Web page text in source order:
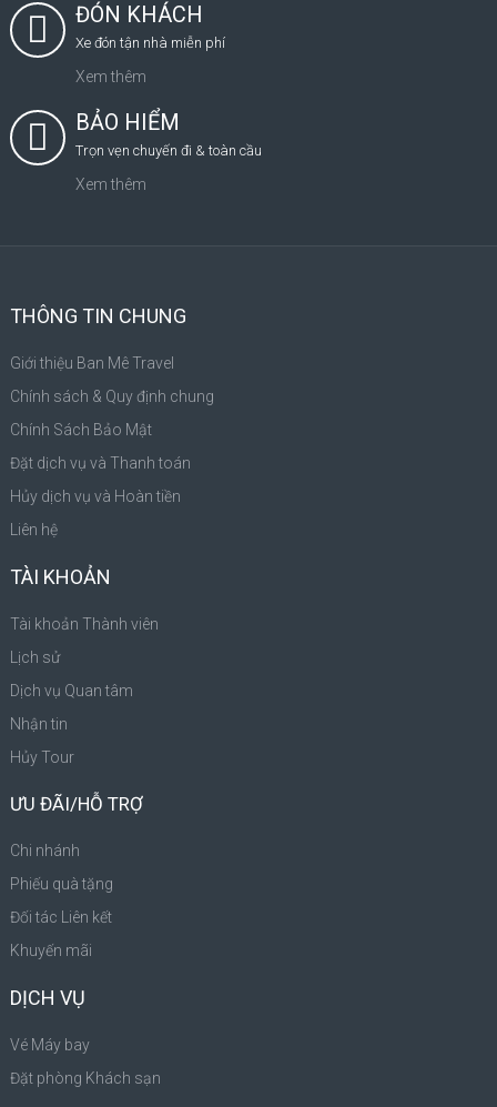
ĐÓN KHÁCH
Xe đón tận nhà miễn phí
Xem thêm
BẢO HIỂM
Trọn vẹn chuyến đi & toàn cầu
Xem thêm
THÔNG TIN CHUNG
Giới thiệu Ban Mê Travel
Chính sách & Quy định chung
Chính Sách Bảo Mật
Đặt dịch vụ và Thanh toán
Hủy dịch vụ và Hoàn tiền
Liên hệ
TÀI KHOẢN
Tài khoản Thành viên
Lịch sử
Dịch vụ Quan tâm
Nhận tin
Hủy Tour
ƯU ĐÃI/HỖ TRỢ
Chi nhánh
Phiếu quà tặng
Đối tác Liên kết
Khuyến mãi
DỊCH VỤ
Vé Máy bay
Đặt phòng Khách sạn